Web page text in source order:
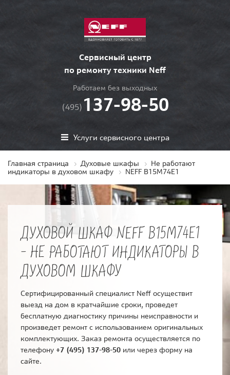
Сервисный центр
по ремонту техники Neff
Работаем без выходных
(495) 137-98-50
Услуги сервисного центра
Главная страница Духовые шкафы
Не работают
индикаторы в духовом шкафу
NEFF B15M74E1
ДУХОВОЙ ШКАФ NEFF B15M74E1
- НЕ РАБОТАЮТ ИНДИКАТОРЫ В
ДУХОВОМ ШКАФУ
Сертифицированный специалист Neff осуществит
выезд на дом в кратчайшие сроки, проведет
бесплатную диагностику причины неисправности и
произведет ремонт с использованием оригинальных
комплектующих. Заказ ремонта осуществляется по
телефону +7 (495) 137-98-50 или через форму на
сайте.